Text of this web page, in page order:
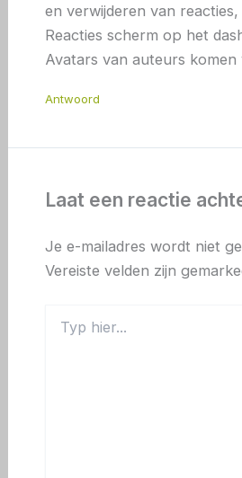
en verwijderen van
Reacties scherm op het
Avatars van auteurs komen
Antwoord
Laat een reactie
Je e-mailadres wordt niet
Vereiste velden zijn
hier...